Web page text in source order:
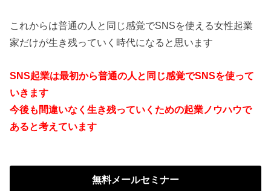
これからは普通の人と同じ感覚でSNSを使える女性起業
家だけが生き残っていく時代になると思います
SNS起業は最初から普通の人と同じ感覚でSNSを使って
いきます
今後も間違いなく生き残っていくための起業ノウハウで
あると考えています
無料メールセミナー